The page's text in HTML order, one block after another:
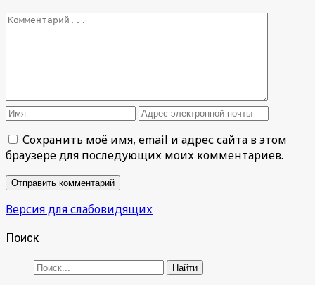
Сохранить моё имя, email и адрес сайта в этом
браузере для последующих моих комментариев.
Версия для слабовидящих
Поиск